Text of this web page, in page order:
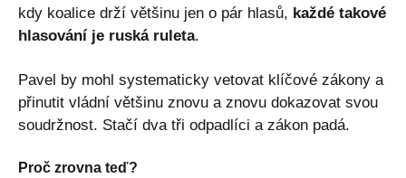
kdy koalice drží většinu jen o pár hlasů, každé takové
hlasování je ruská ruleta.
Pavel by mohl systematicky vetovat klíčové zákony a
přinutit vládní většinu znovu a znovu dokazovat svou
soudržnost. Stačí dva tři odpadlíci a zákon padá.
Proč zrovna teď?